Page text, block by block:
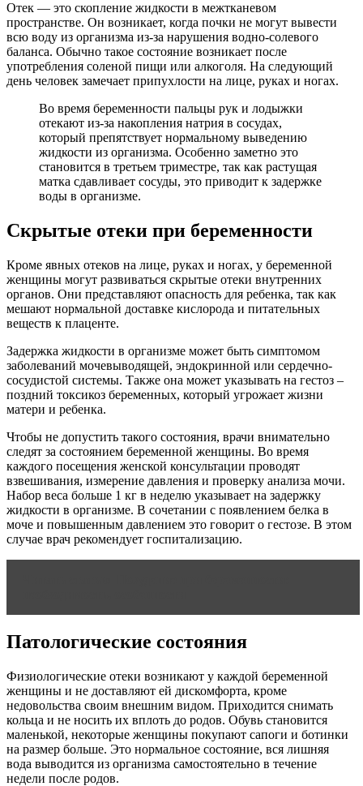
Отек — это скопление жидкости в межтканевом
пространстве. Он возникает, когда почки не могут вывести
всю воду из организма из-за нарушения водно-солевого
баланса. Обычно такое состояние возникает после
употребления соленой пищи или алкоголя. На следующий
день человек замечает припухлости на лице, руках и ногах.
Во время беременности пальцы рук и лодыжки
отекают из-за накопления натрия в сосудах,
который препятствует нормальному выведению
жидкости из организма. Особенно заметно это
становится в третьем триместре, так как растущая
матка сдавливает сосуды, это приводит к задержке
воды в организме.
Скрытые отеки при беременности
Кроме явных отеков на лице, руках и ногах, у беременной
женщины могут развиваться скрытые отеки внутренних
органов. Они представляют опасность для ребенка, так как
мешают нормальной доставке кислорода и питательных
веществ к плаценте.
Задержка жидкости в организме может быть симптомом
заболеваний мочевыводящей, эндокринной или сердечно-
сосудистой системы. Также она может указывать на гестоз –
поздний токсикоз беременных, который угрожает жизни
матери и ребенка.
Чтобы не допустить такого состояния, врачи внимательно
следят за состоянием беременной женщины. Во время
каждого посещения женской консультации проводят
взвешивания, измерение давления и проверку анализа мочи.
Набор веса больше 1 кг в неделю указывает на задержку
жидкости в организме. В сочетании с появлением белка в
моче и повышенным давлением это говорит о гестозе. В этом
случае врач рекомендует госпитализацию.
Патологические состояния
Физиологические отеки возникают у каждой беременной
женщины и не доставляют ей дискомфорта, кроме
недовольства своим внешним видом. Приходится снимать
кольца и не носить их вплоть до родов. Обувь становится
маленькой, некоторые женщины покупают сапоги и ботинки
на размер больше. Это нормальное состояние, вся лишняя
вода выводится из организма самостоятельно в течение
недели после родов.